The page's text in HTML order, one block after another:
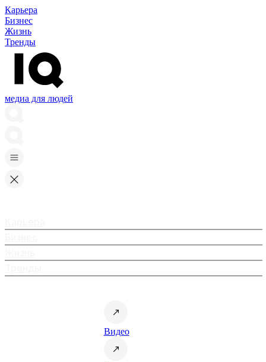
Карьера
Бизнес
Жизнь
Тренды
медиа для людей
Видео